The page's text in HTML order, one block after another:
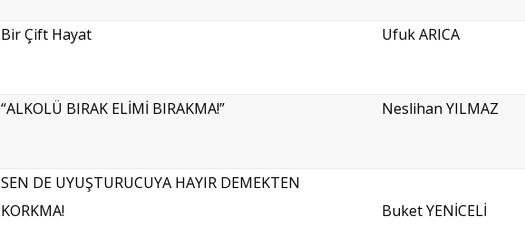
Bir Çift Hayat Ufuk ARICA
“ALKOLÜ BIRAK ELİMİ BIRAKMA!” Neslihan YILMAZ
SEN DE UYUŞTURUCUYA HAYIR DEMEKTEN
KORKMA!
Buket YENİCELİ